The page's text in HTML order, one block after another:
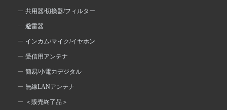
共用器/切換器/フィルター
避雷器
インカム/マイク/イヤホン
受信用アンテナ
簡易/小電力デジタル
無線LANアンテナ
＜販売終了品＞